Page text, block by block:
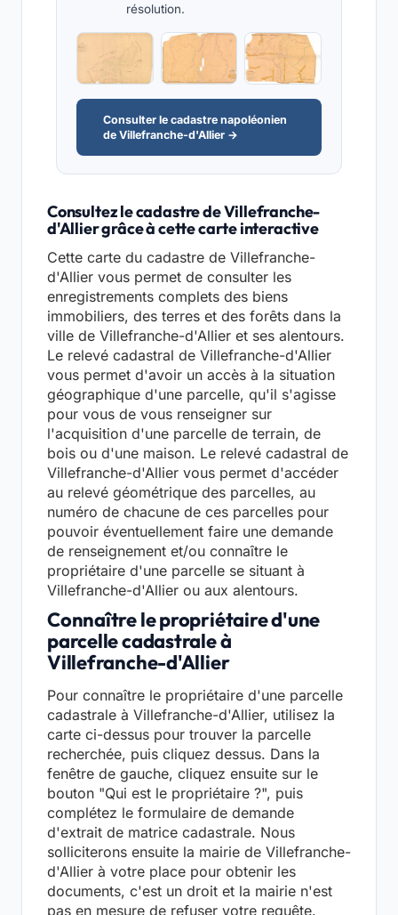
résolution.
Consulter le cadastre napoléonien
de Villefranche-d'Allier →
Consultez le cadastre de Villefranche-
d'Allier grâce à cette carte interactive
Cette carte du cadastre de Villefranche-
d'Allier vous permet de consulter les
enregistrements complets des biens
immobiliers, des terres et des forêts dans la
ville de Villefranche-d'Allier et ses alentours.
Le relevé cadastral de Villefranche-d'Allier
vous permet d'avoir un accès à la situation
géographique d'une parcelle, qu'il s'agisse
pour vous de vous renseigner sur
l'acquisition d'une parcelle de terrain, de
bois ou d'une maison. Le relevé cadastral de
Villefranche-d'Allier vous permet d'accéder
au relevé géométrique des parcelles, au
numéro de chacune de ces parcelles pour
pouvoir éventuellement faire une demande
de renseignement et/ou connaître le
propriétaire d'une parcelle se situant à
Villefranche-d'Allier ou aux alentours.
Connaître le propriétaire d'une
parcelle cadastrale à
Villefranche-d'Allier
Pour connaître le propriétaire d'une parcelle
cadastrale à Villefranche-d'Allier, utilisez la
carte ci-dessus pour trouver la parcelle
recherchée, puis cliquez dessus. Dans la
fenêtre de gauche, cliquez ensuite sur le
bouton "Qui est le propriétaire ?", puis
complétez le formulaire de demande
d'extrait de matrice cadastrale. Nous
solliciterons ensuite la mairie de Villefranche-
d'Allier à votre place pour obtenir les
documents, c'est un droit et la mairie n'est
pas en mesure de refuser votre requête.